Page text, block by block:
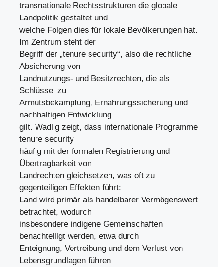
transnationale Rechtsstrukturen die globale
Landpolitik gestaltet und
welche Folgen dies für lokale Bevölkerungen hat.
Im Zentrum steht der
Begriff der „tenure security“, also die rechtliche
Absicherung von
Landnutzungs- und Besitzrechten, die als
Schlüssel zu
Armutsbekämpfung, Ernährungssicherung und
nachhaltigen Entwicklung
gilt. Wadlig zeigt, dass internationale Programme
tenure security
häufig mit der formalen Registrierung und
Übertragbarkeit von
Landrechten gleichsetzen, was oft zu
gegenteiligen Effekten führt:
Land wird primär als handelbarer Vermögenswert
betrachtet, wodurch
insbesondere indigene Gemeinschaften
benachteiligt werden, etwa durch
Enteignung, Vertreibung und dem Verlust von
Lebensgrundlagen führen